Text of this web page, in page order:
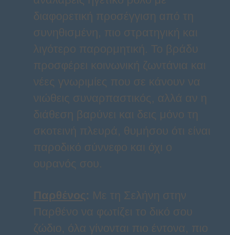
διαφορετική προσέγγιση από τη
συνηθισμένη, πιο στρατηγική και
λιγότερο παρορμητική. Το βράδυ
προσφέρει κοινωνική ζωντάνια και
νέες γνωριμίες που σε κάνουν να
νιώθεις συναρπαστικός, αλλά αν η
διάθεση βαρύνει και δεις μόνο τη
σκοτεινή πλευρά, θυμήσου ότι είναι
παροδικό σύννεφο και όχι ο
ουρανός σου.
Παρθένος: Με τη Σελήνη στην
Παρθένο να φωτίζει το δικό σου
ζώδιο, όλα γίνονται πιο έντονα, πιο